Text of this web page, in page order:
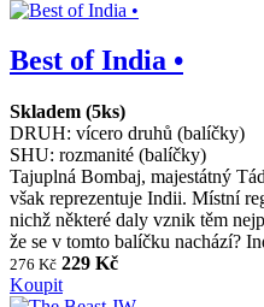
Best of India •
Skladem (5ks)
DRUH: vícero druhů (balíčky)
SHU: rozmanité (balíčky)
Tajuplná Bombaj, majestátný
však reprezentuje Indii. Místní
nichž některé daly vznik těm
že se v tomto balíčku nachází?
276 Kč 229 Kč
Koupit